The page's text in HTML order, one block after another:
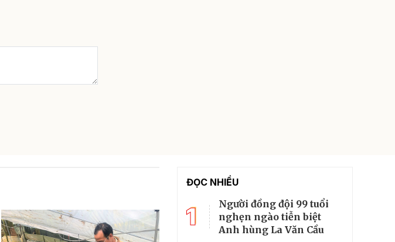
ĐỌC NHIỀU
1
Người đồng đội 99 tuổi
nghẹn ngào tiễn biệt
Anh hùng La Văn Cầu